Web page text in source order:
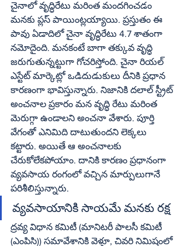
చైనాలో వృద్ధిరేటు మరింత మందగించడం
మనకు ప్లస్‌ పాయింట్లయ్యాయి. ప్రస్తుతం ఈ
పావు ఏడాదిలో చైనా వృద్ధిరేటు 4.7 శాతంగా
నమోదైంది. మనకంటే బాగా తక్కువ వృద్ధి
జరుగుతున్నట్టుగా గోచరిస్తోంది. చైనా రియల్‌
ఎస్టేట్‌ మార్కెట్లో ఒడిదుడుకులు దీనికి ప్రధాన
కారణంగా భావిస్తున్నారు. నిజానికి దలాల్‌ స్ట్రీట్‌
అంచనాల ప్రకారం మన వృద్ధి రేటు మరింత
మెరుగ్గా ఉండాలని అంచనా వేశారు. పూర్తి
వేగంతో ఎనిమిది దాటుతుందని లెక్కలు
కట్టారు. అయితే ఆ అంచనాలకు
చేరుకోలేకపోయాం. దానికి కారణం ప్రధానంగా
వ్యవసాయ రంగంలో వచ్చిన మార్పులుగానే
పరిశీలిస్తున్నారు.
వ్యవసాయానికి సాయమే మనకు రక్ష
ద్రవ్య విధాన కమిటీ (మానిటరీ పాలసీ కమిటీ
(ఎంపిసి)) సమావేశానికి వెళ్తూ, చివరి నిమిషంలో